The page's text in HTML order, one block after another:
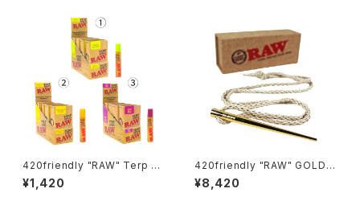
420friendly "RAW" Terp ス
プレー ボトル
¥1,420
420friendly "RAW" GOLD
ポーカーと編み込み麻ネックレ
ス 24Kメッキ
¥8,420